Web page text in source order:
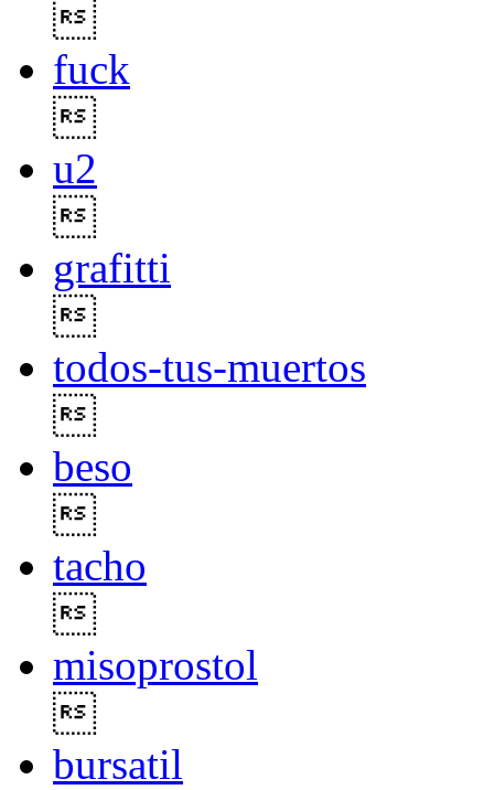
fuck
u2
grafitti
todos-tus-muertos
beso
tacho
misoprostol
bursatil